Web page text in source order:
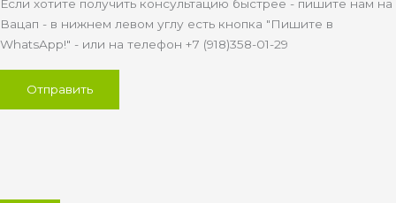
Если хотите получить консультацию быстрее - пишите нам на
Вацап - в нижнем левом углу есть кнопка "Пишите в
WhatsApp!" - или на телефон +7 (918)358-01-29